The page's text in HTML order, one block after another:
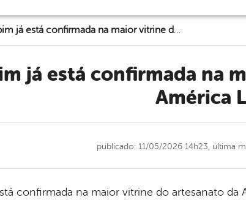
Surubim já está confirmada na maior vitrine do artesanato da América Latina!
América
publicado: 11/05/2026 14h23, última
confirmada na maior vitrine do artesanato da